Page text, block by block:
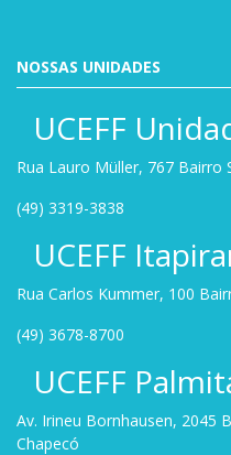
NOSSAS UNIDADES
UCEFF
Rua Lauro Müller, 767 Bairro
(49) 3319-3838
UCEFF
Rua Carlos Kummer, 100
(49) 3678-8700
UCEFF
Av. Irineu Bornhausen, 2045
Chapecó